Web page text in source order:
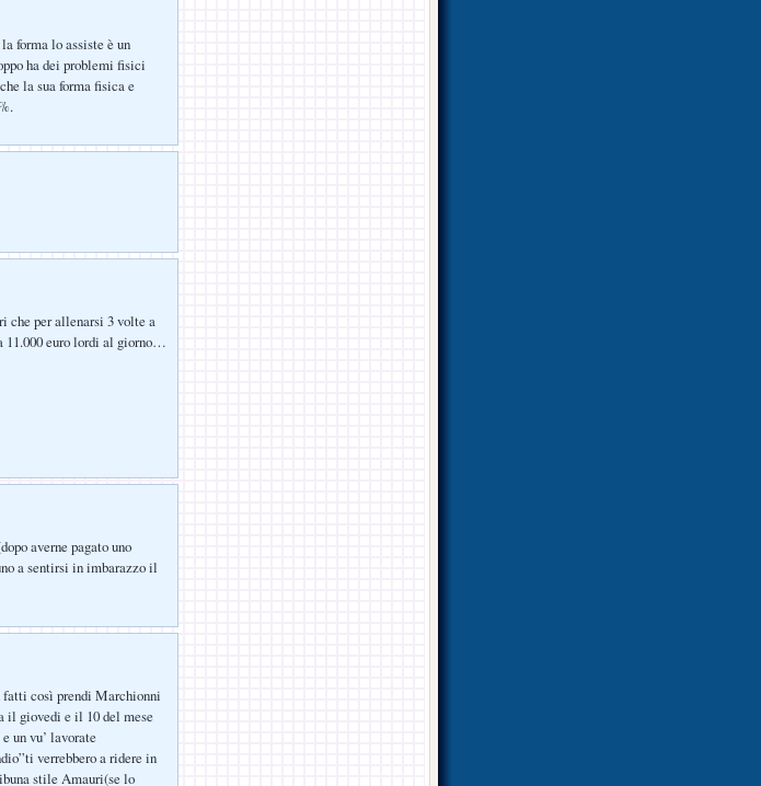
forma lo assiste è un
ha dei problemi fisici
la sua forma fisica e
che per allenarsi 3 volte a
11.000 euro lordi al giorno…
averne pagato uno
a sentirsi in imbarazzo il
così prendi Marchionni
il giovedi e il 10 del mese
un vu’ lavorate
verrebbero a ridere in
stile Amauri(se lo